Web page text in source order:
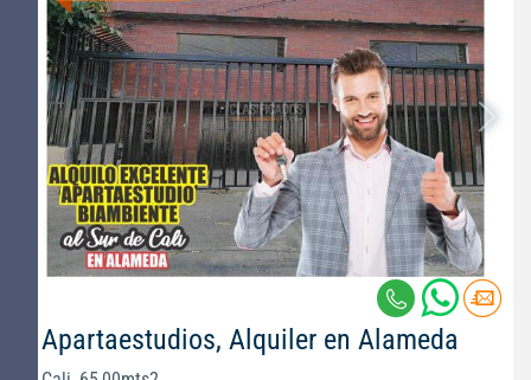
Apartaestudios, Alquiler en Alameda